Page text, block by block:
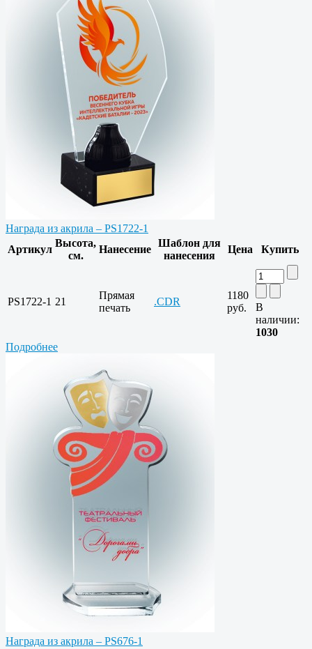
Награда из акрила – PS1722-1
Артикул
Высота,
см.
Нанесение
Шаблон для
нанесения
Цена Купить
PS1722-1 21
Прямая
печать
.CDR
1180
руб.
В
наличии:
1030
Подробнее
Награда из акрила – PS676-1